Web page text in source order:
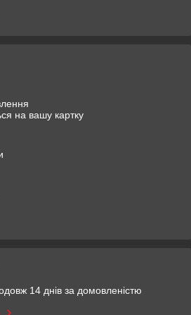
на вашу картку
14 днів за домовленістю